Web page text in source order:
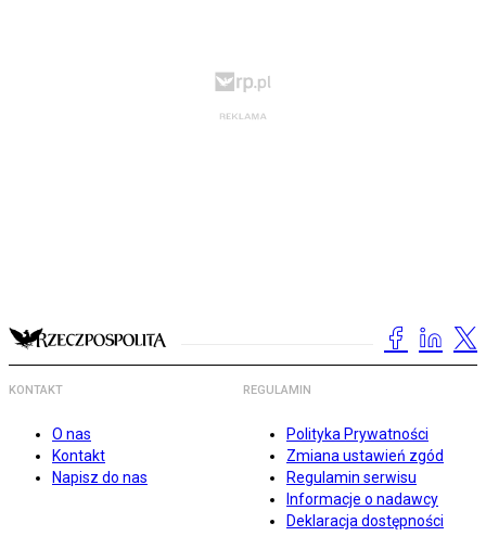
KONTAKT
O nas
Kontakt
Napisz do nas
REGULAMIN
Polityka Prywatności
Zmiana ustawień zgód
Regulamin serwisu
Informacje o nadawcy
Deklaracja dostępności